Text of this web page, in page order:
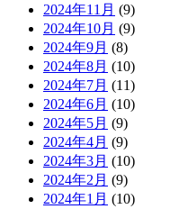
2024年11月 (9)
2024年10月 (9)
2024年9月 (8)
2024年8月 (10)
2024年7月 (11)
2024年6月 (10)
2024年5月 (9)
2024年4月 (9)
2024年3月 (10)
2024年2月 (9)
2024年1月 (10)